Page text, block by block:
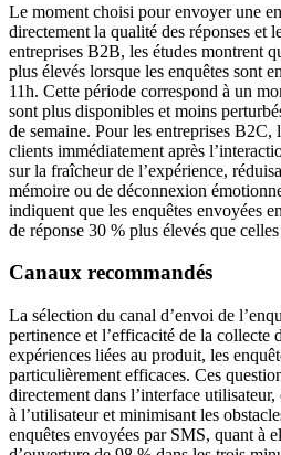
Le moment choisi pour envoyer une
directement la qualité des réponses et
entreprises B2B, les études montrent
plus élevés lorsque les enquêtes sont
11h. Cette période correspond à un
sont plus disponibles et moins
de semaine. Pour les entreprises
clients immédiatement après
sur la fraîcheur de l’expérience,
mémoire ou de déconnexion
indiquent que les enquêtes envoyées
de réponse 30 % plus élevés que
Canaux recommandés
La sélection du canal d’envoi de
pertinence et l’efficacité de la collecte
expériences liées au produit, les
particulièrement efficaces. Ces
directement dans l’interface
à l’utilisateur et minimisant les
enquêtes envoyées par SMS, quant à